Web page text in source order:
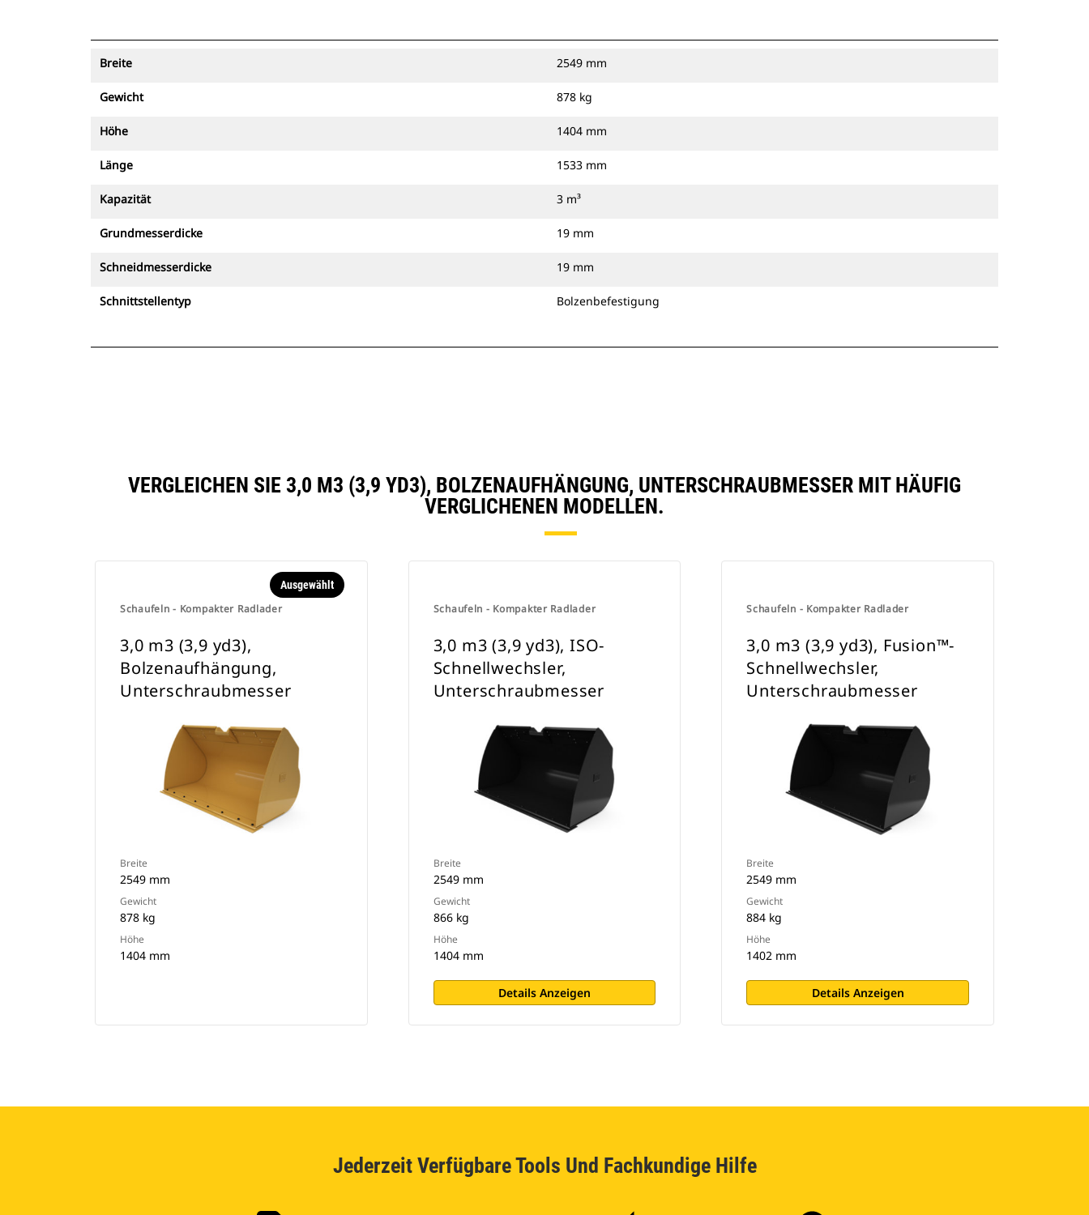
Breite 2549 mm
Gewicht 878 kg
Höhe 1404 mm
Länge 1533 mm
Kapazität 3 m³
Grundmesserdicke 19 mm
Schneidmesserdicke 19 mm
Schnittstellentyp Bolzenbefestigung
VERGLEICHEN SIE 3,0 M3 (3,9 YD3), BOLZENAUFHÄNGUNG, UNTERSCHRAUBMESSER MIT HÄUFIG
VERGLICHENEN MODELLEN.
Schaufeln - Kompakter Radlader
Ausgewählt
3,0 m3 (3,9 yd3),
Bolzenaufhängung,
Unterschraubmesser
Breite
2549 mm
Gewicht
878 kg
Höhe
1404 mm
Schaufeln - Kompakter Radlader
3,0 m3 (3,9 yd3), ISO-
Schnellwechsler,
Unterschraubmesser
Breite
2549 mm
Gewicht
866 kg
Höhe
1404 mm
Details Anzeigen
Schaufeln - Kompakter Radlader
3,0 m3 (3,9 yd3), Fusion™-
Schnellwechsler,
Unterschraubmesser
Breite
2549 mm
Gewicht
884 kg
Höhe
1402 mm
Details Anzeigen
Jederzeit Verfügbare Tools Und Fachkundige Hilfe